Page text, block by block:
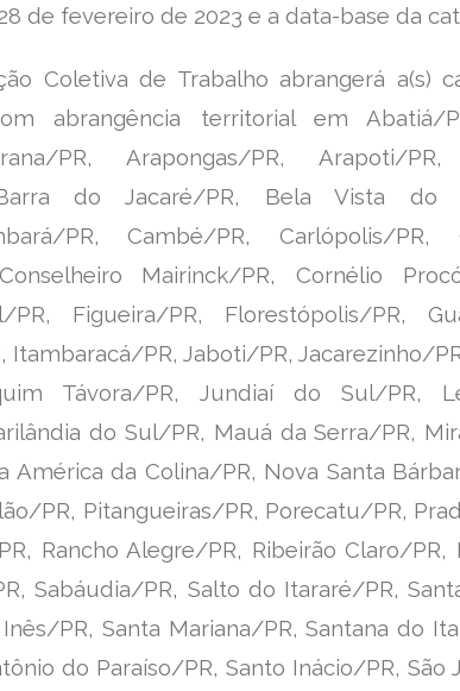
de fevereiro de 2023 e a data-base da
Coletiva de Trabalho abrangerá a(s)
abrangência territorial em Abatiá/
PR, Arapongas/PR, Arapoti/
Barra do Jacaré/PR, Bela Vista do
PR, Cambé/PR, Carlópolis/
Mairinck/PR, Cornélio
PR, Figueira/PR, Florestópolis/PR,
Itambaracá/PR, Jaboti/PR, Jacarezinho/
Távora/PR, Jundiaí do Sul/PR,
do Sul/PR, Mauá da Serra/PR,
América da Colina/PR, Nova Santa
PR, Pitangueiras/PR, Porecatu/PR,
Rancho Alegre/PR, RibeirãoClaro/PR,
Sabáudia/PR, Salto do Itararé/PR,
PR, Santa Mariana/PR, Santana do
do Paraíso/PR, Santo Inácio/PR,